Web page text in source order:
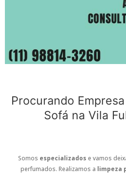
Procurando
Sofá na Vila
Somos especializados e vamos
perfumados. Realizamos a limpeza